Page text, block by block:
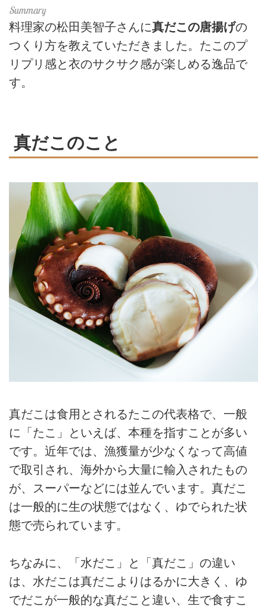
料理家の松田美智子さんに真だこの唐揚げの
つくり方を教えていただきました。たこのプ
リプリ感と衣のサクサク感が楽しめる逸品で
す。
真だこのこと
真だこは食用とされるたこの代表格で、一般
に「たこ」といえば、本種を指すことが多い
です。近年では、漁獲量が少なくなって高値
で取引され、海外から大量に輸入されたもの
が、スーパーなどには並んでいます。真だこ
は一般的に生の状態ではなく、ゆでられた状
態で売られています。
ちなみに、「水だこ」と「真だこ」の違い
は、水だこは真だこよりはるかに大きく、ゆ
でだこが一般的な真だこと違い、生で食すこ